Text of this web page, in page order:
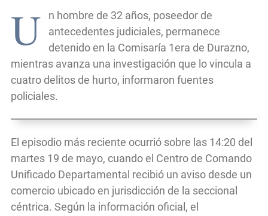
U
n hombre de 32 años, poseedor de
antecedentes judiciales, permanece
detenido en la Comisaría 1era de Durazno,
mientras avanza una investigación que lo vincula a
cuatro delitos de hurto, informaron fuentes
policiales.
El episodio más reciente ocurrió sobre las 14:20 del
martes 19 de mayo, cuando el Centro de Comando
Unificado Departamental recibió un aviso desde un
comercio ubicado en jurisdicción de la seccional
céntrica. Según la información oficial, el